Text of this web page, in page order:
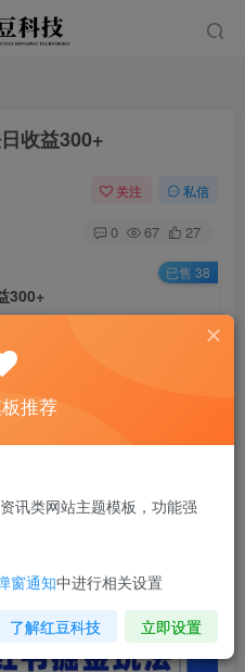
收益300+
关注 私信
0 67 27
300+
已售 38
300+
推荐
讯类网站主题模板，功能强
窗通知中进行相关设置
了解红豆科技 立即设置